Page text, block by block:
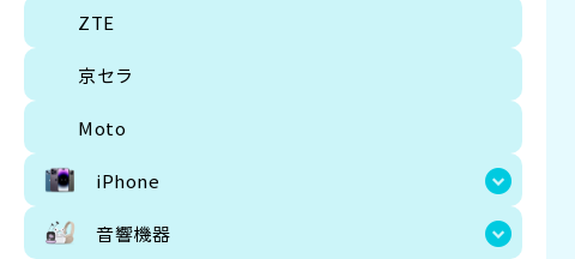
ZTE
京セラ
Moto
iPhone
音響機器
京セラ
Moto
iPhone
音響機器
iPad Cellular